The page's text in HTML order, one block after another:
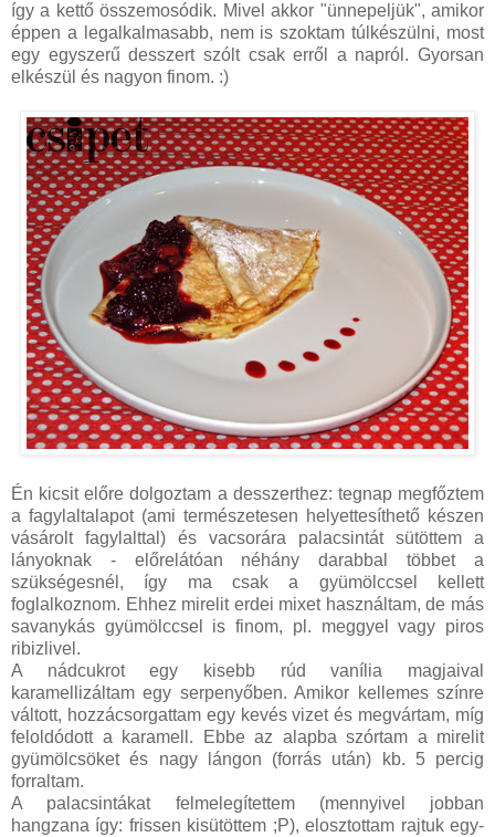
így a kettő összemosódik. Mivel akkor "ünnepeljük", amikor
éppen a legalkalmasabb, nem is szoktam túlkészülni, most
egy egyszerű desszert szólt csak erről a napról. Gyorsan
elkészül és nagyon finom. :)
Én kicsit előre dolgoztam a desszerthez: tegnap megfőztem
a fagylaltalapot (ami természetesen helyettesíthető készen
vásárolt fagylalttal) és vacsorára palacsintát sütöttem a
lányoknak - előrelátóan néhány darabbal többet a
szükségesnél, így ma csak a gyümölccsel kellett
foglalkoznom. Ehhez mirelit erdei mixet használtam, de más
savanykás gyümölccsel is finom, pl. meggyel vagy piros
ribizlivel.
A nádcukrot egy kisebb rúd vanília magjaival
karamellizáltam egy serpenyőben. Amikor kellemes színre
váltott, hozzácsorgattam egy kevés vizet és megvártam, míg
feloldódott a karamell. Ebbe az alapba szórtam a mirelit
gyümölcsöket és nagy lángon (forrás után) kb. 5 percig
forraltam.
A palacsintákat felmelegítettem (mennyivel jobban
hangzana így: frissen kisütöttem ;P), elosztottam rajtuk egy-